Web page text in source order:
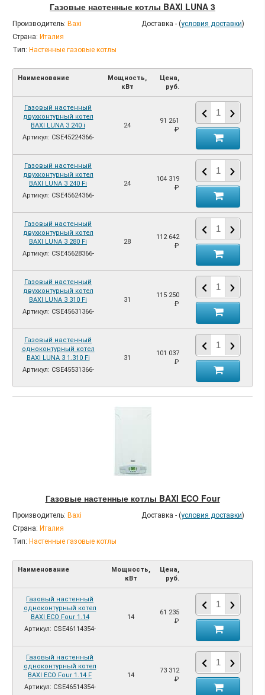
Газовые настенные котлы BAXI LUNA 3
Производитель: Baxi
Страна: Италия
Тип: Настенные газовые котлы
Доставка - (условия доставки)
Наименование
Мощность,
кВт
Цена,
руб.
Газовый настенный
двухконтурный котел
BAXI LUNA 3 240 i
Артикул: CSE45224366-
24
91 261
₽
Газовый настенный
двухконтурный котел
BAXI LUNA 3 240 Fi
Артикул: CSE45624366-
24
104 319
₽
Газовый настенный
двухконтурный котел
BAXI LUNA 3 280 Fi
Артикул: CSE45628366-
28
112 642
₽
Газовый настенный
двухконтурный котел
BAXI LUNA 3 310 Fi
Артикул: CSE45631366-
31
115 250
₽
Газовый настенный
одноконтурный котел
BAXI LUNA 3 1.310 Fi
Артикул: CSE45531366-
31
101 037
₽
Газовые настенные котлы BAXI ECO Four
Производитель: Baxi
Страна: Италия
Тип: Настенные газовые котлы
Доставка - (условия доставки)
Наименование
Мощность,
кВт
Цена,
руб.
Газовый настенный
одноконтурный котел
BAXI ECO Four 1.14
Артикул: CSE46114354-
14
61 235
₽
Газовый настенный
одноконтурный котел
BAXI ECO Four 1.14 F
Артикул: CSE46514354-
14
73 312
₽